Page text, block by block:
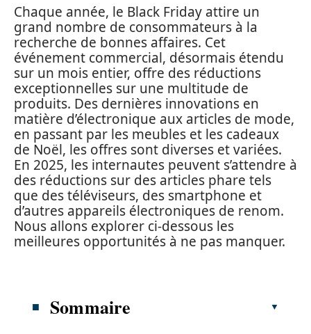
Chaque année, le Black Friday attire un
grand nombre de consommateurs à la
recherche de bonnes affaires. Cet
événement commercial, désormais étendu
sur un mois entier, offre des réductions
exceptionnelles sur une multitude de
produits. Des dernières innovations en
matière d’électronique aux articles de mode,
en passant par les meubles et les cadeaux
de Noël, les offres sont diverses et variées.
En 2025, les internautes peuvent s’attendre à
des réductions sur des articles phare tels
que des téléviseurs, des smartphone et
d’autres appareils électroniques de renom.
Nous allons explorer ci-dessous les
meilleures opportunités à ne pas manquer.
Sommaire